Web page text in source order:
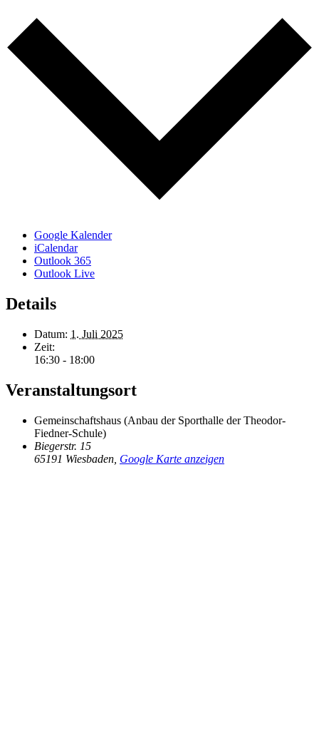
Google Kalender
iCalendar
Outlook 365
Outlook Live
Details
Datum: 1. Juli 2025
Zeit:
16:30 - 18:00
Veranstaltungsort
Gemeinschaftshaus (Anbau der Sporthalle der Theodor-
Fiedner-Schule)
Biegerstr. 15
65191 Wiesbaden Google Karte anzeigen